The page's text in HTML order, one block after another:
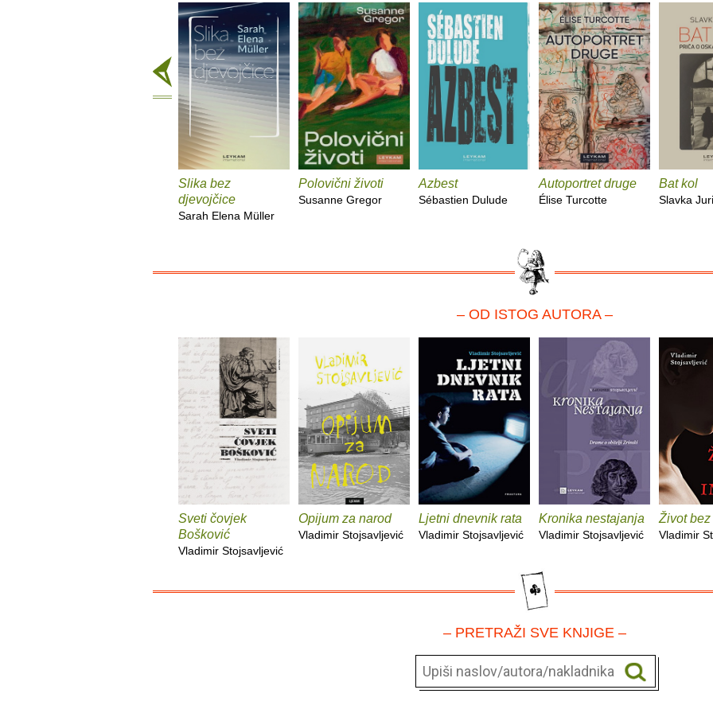
Slika bez
djevojčice
Sarah Elena Müller
Polovični životi
Susanne Gregor
Azbest
Sébastien Dulude
Autoportret druge
Élise Turcotte
Bat kol
Slavka
– OD ISTOG AUTORA –
Sveti čovjek
Bošković
Vladimir Stojsavljević
Opijum za narod
Vladimir Stojsavljević
Ljetni dnevnik rata
Vladimir Stojsavljević
Kronika nestajanja
Vladimir Stojsavljević
Život bez
Vladimir
– PRETRAŽI SVE KNJIGE –